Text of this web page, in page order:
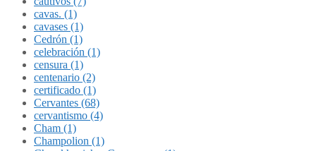
cavas. (1)
cavases (1)
Cedrón (1)
celebración (1)
censura (1)
centenario (2)
certificado (1)
Cervantes (68)
cervantismo (4)
Cham (1)
Champolion (1)